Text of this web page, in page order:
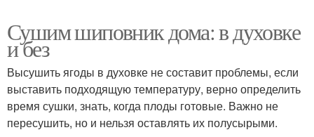
Сушим шиповник дома: в духовке
и без
Высушить ягоды в духовке не составит проблемы, если
выставить подходящую температуру, верно определить
время сушки, знать, когда плоды готовые. Важно не
пересушить, но и нельзя оставлять их полусырыми.